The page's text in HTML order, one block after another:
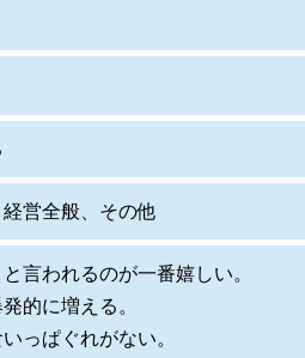
営全般、その他
言われるのが一番嬉しい。
的に増える。
っぱぐれがない。